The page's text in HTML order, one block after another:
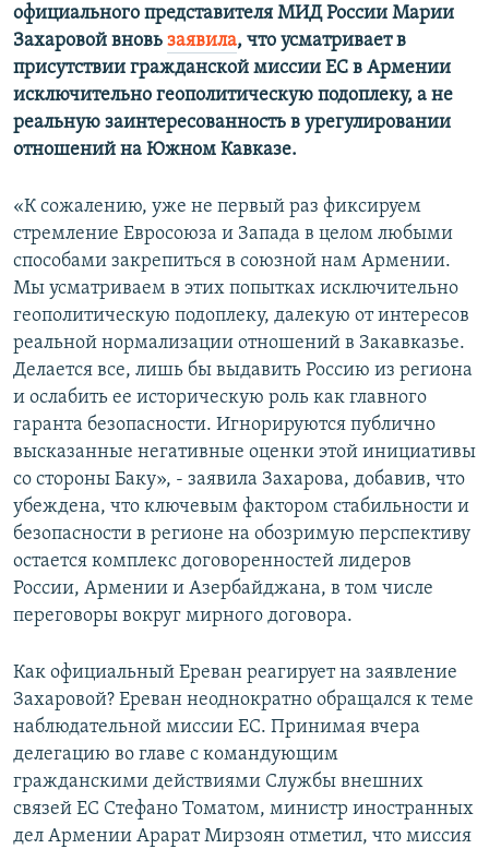
официального представителя МИД России Марии
Захаровой вновь заявила, что усматривает в
присутствии гражданской миссии ЕС в Армении
исключительно геополитическую подоплеку, а не
реальную заинтересованность в урегулировании
отношений на Южном Кавказе.
«К сожалению, уже не первый раз фиксируем
стремление Евросоюза и Запада в целом любыми
способами закрепиться в союзной нам Армении.
Мы усматриваем в этих попытках исключительно
геополитическую подоплеку, далекую от интересов
реальной нормализации отношений в Закавказье.
Делается все, лишь бы выдавить Россию из региона
и ослабить ее историческую роль как главного
гаранта безопасности. Игнорируются публично
высказанные негативные оценки этой инициативы
со стороны Баку», - заявила Захарова, добавив, что
убеждена, что ключевым фактором стабильности и
безопасности в регионе на обозримую перспективу
остается комплекс договоренностей лидеров
России, Армении и Азербайджана, в том числе
переговоры вокруг мирного договора.
Как официальный Ереван реагирует на заявление
Захаровой? Ереван неоднократно обращался к теме
наблюдательной миссии ЕС. Принимая вчера
делегацию во главе с командующим
гражданскими действиями Службы внешних
связей ЕС Стефано Томатом, министр иностранных
дел Армении Арарат Мирзоян отметил, что миссия